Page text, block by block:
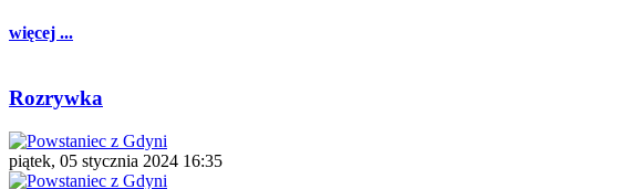
więcej ...
Rozrywka
piątek, 05 stycznia 2024 16:35